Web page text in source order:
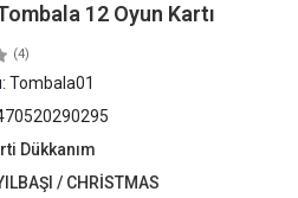
12 Oyun Kartı
(4)
Tombala01
Dükkanım
/ CHRİSTMAS